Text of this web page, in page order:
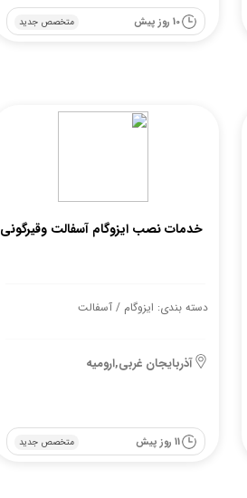
متخصص جدید 10 روز پیش
خدمات نصب ایزوگام آسفالت وقیرگونی
دسته بندی: ایزوگام / آسفالت
آذربایجان غربی,ارومیه
متخصص جدید 11 روز پیش